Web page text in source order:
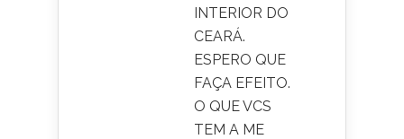
INTERIOR DO
CEARÁ.
ESPERO QUE
FAÇA EFEITO.
O QUE VCS
TEM A ME